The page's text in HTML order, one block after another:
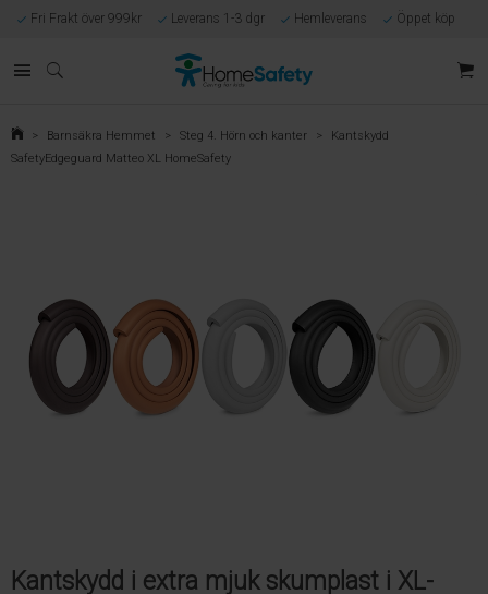
Fri Frakt över 999kr Leverans 1-3 dgr Hemleverans Öppet köp
Egen tillverkning
> Barnsäkra Hemmet > Steg 4. Hörn och kanter >
Kantskydd
SafetyEdgeguard Matteo XL HomeSafety
Kantskydd i extra mjuk skumplast i XL-